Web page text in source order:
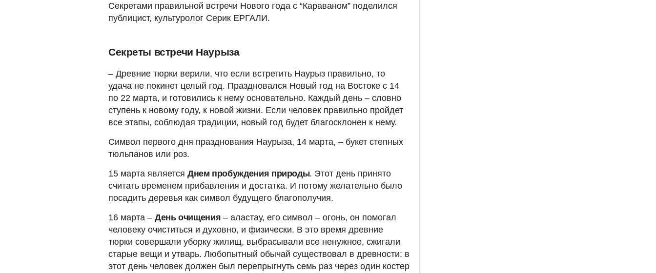
Cекретами правильной встречи Нового года с “Караваном” поделился
публицист, культуролог Серик ЕРГАЛИ.
Секреты встречи Наурыза
– Древние тюрки верили, что если встретить Наурыз правильно, то
удача не покинет целый год. Праздновался Новый год на Востоке с 14
по 22 марта, и готовились к нему основательно. Каждый день – словно
ступень к новому году, к новой жизни. Если человек правильно пройдет
все этапы, соблюдая традиции, новый год будет благосклонен к нему.
Символ первого дня празднования Наурыза, 14 марта, – букет степных
тюльпанов или роз.
15 марта является Днем пробуждения природы. Этот день принято
считать временем прибавления и достатка. И потому желательно было
посадить деревья как символ будущего благополучия.
16 марта – День очищения – аластау, его символ – огонь, он помогал
человеку очиститься и духовно, и физически. В это время древние
тюрки совершали уборку жилищ, выбрасывали все ненужное, сжигали
старые вещи и утварь. Любопытный обычай существовал в древности: в
этот день человек должен был перепрыгнуть семь раз через один костер